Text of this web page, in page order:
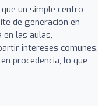
un simple centro
de generación en
en las aulas,
intereses comunes.
procedencia, lo que